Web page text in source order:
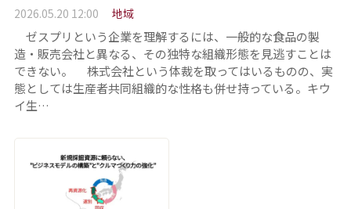
2026.05.20 12:00 地域
ゼスプリという企業を理解するには、一般的な食品の製
造・販売会社と異なる、その独特な組織形態を見逃すことは
できない。 株式会社という体裁を取ってはいるものの、実
態としては生産者共同組織的な性格も併せ持っている。キウ
イ生…